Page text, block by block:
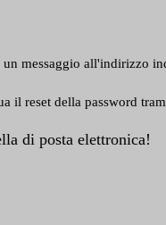
messaggio all'indirizzo
il reset della password
di posta elettronica!